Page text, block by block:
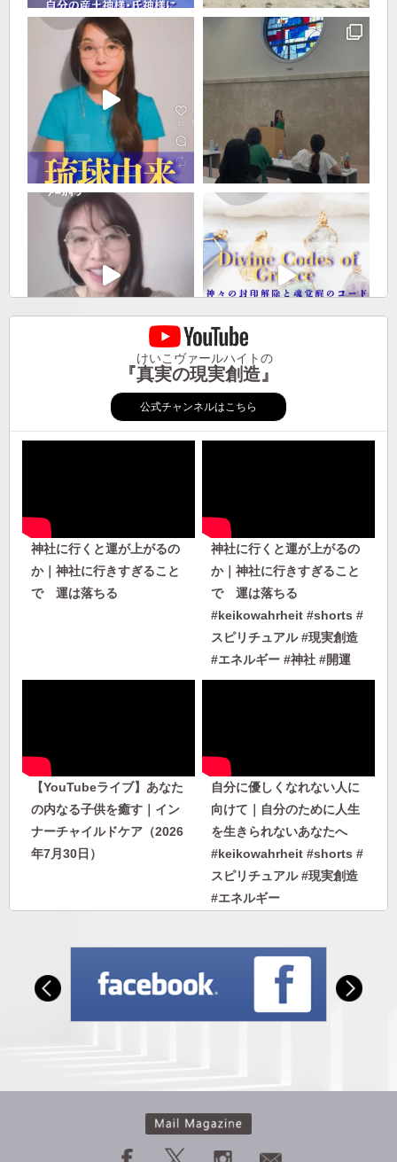
けいこヴァールハイトの
『真実の現実創造』
公式チャンネルはこちら
神社に行くと運が上がるの
か｜神社に行きすぎること
で 運は落ちる
神社に行くと運が上がるの
か｜神社に行きすぎること
で 運は落ちる
#keikowahrheit #shorts #
スピリチュアル #現実創造
#エネルギー #神社 #開運
【YouTubeライブ】あなた
の内なる子供を癒す｜イン
ナーチャイルドケア（2026
年7月30日）
自分に優しくなれない人に
向けて｜自分のために人生
を生きられないあなたへ
#keikowahrheit #shorts #
スピリチュアル #現実創造
#エネルギー
自分に優しくなれない人に
人から否定されないエネル
#keikowahrheit #shorts #
スピリチュアル #現実創造
#エネルギー